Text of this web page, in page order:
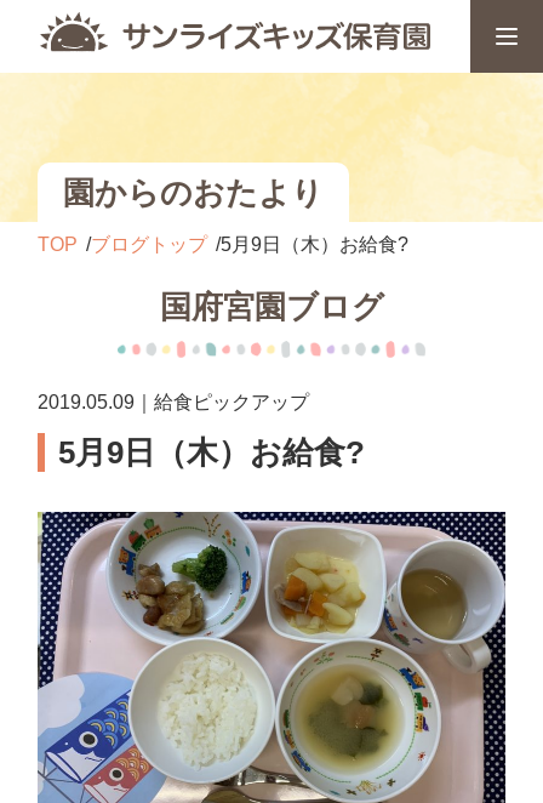
園からのおたより
TOP ブログトップ 5月9日（木）お給食?
国府宮園ブログ
2019.05.09｜給食ピックアップ
5月9日（木）お給食?